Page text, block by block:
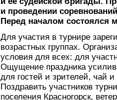
и проведении
Перед началом состоялся
Для участия в турнире
возрастных группах.
условия для всех: для
Ощущение праздника
для гостей и зрителей, чай
Поздравить участников
поселения Красногорск,